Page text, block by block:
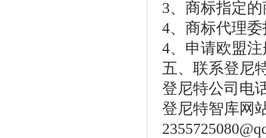
3、商标指定
4、商标代理
4、申请欧盟
五、联系登尼
登尼特公司电
登尼特智库网